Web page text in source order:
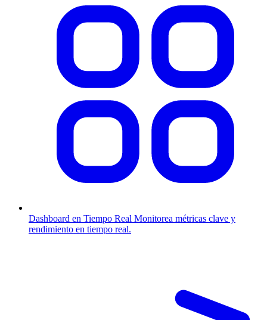
Dashboard en Tiempo Real Monitorea métricas clave y
rendimiento en tiempo real.